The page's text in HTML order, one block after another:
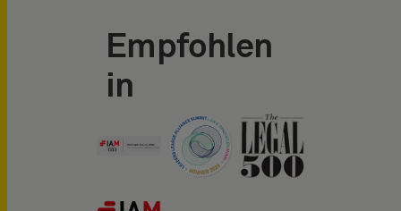
Empfohlen
in